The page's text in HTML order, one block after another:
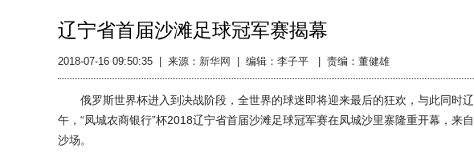
辽宁省首届沙滩足球冠军赛揭幕
2018-07-16 09:50:35 来源： 新华网 编辑：李子平 | 责编：董健雄
俄罗斯世界杯进入到决战阶段，全世界的球迷即将迎来最后的狂欢，与此同时
午，“凤城农商银行”杯2018辽宁省首届沙滩足球冠军赛在凤城沙里寨隆重开幕，来
沙场。